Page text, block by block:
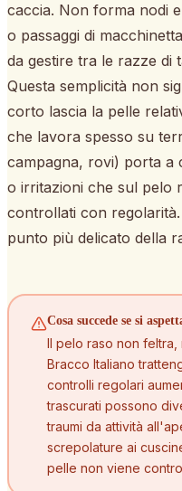
caccia. Non forma nodi
o passaggi di
da gestire tra le razze di
Questa semplicità non
corto lascia la pelle
che lavora spesso su
campagna, rovi) porta a
o irritazioni che sul pelo
controllati con
punto più delicato della
Cosa succede se si
Il pelo raso non
Bracco Italiano
controlli regolari
trascurati possono
traumi da attività
screpolature ai
pelle non viene